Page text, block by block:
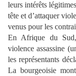
leurs intérêts
tête et d’attaquer
venus pour les
En Afrique du
violence assassine
les représentants
La bourgeoisie